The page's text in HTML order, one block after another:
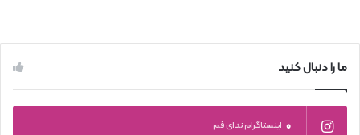
ما را دنبال کنید
0 اینستاگرام ندای قم